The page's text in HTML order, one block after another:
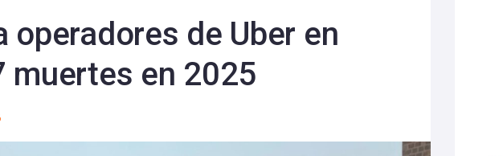
operadores de Uber en
muertes en 2025